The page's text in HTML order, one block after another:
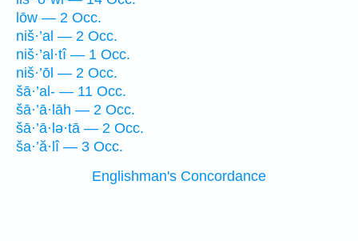
lōw — 2 Occ.
niš·’al — 2 Occ.
niš·’al·tî — 1 Occ.
niš·’ōl — 2 Occ.
šā·’al- — 11 Occ.
šā·’ā·lāh — 2 Occ.
šā·’ā·lə·tā — 2 Occ.
ša·’ă·lî — 3 Occ.
Englishman's Concordance